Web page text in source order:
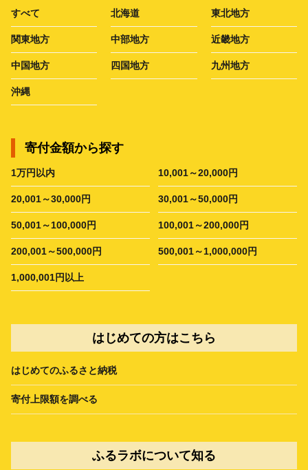
すべて 北海道 東北地方
関東地方 中部地方 近畿地方
中国地方 四国地方 九州地方
沖縄
寄付金額から探す
1万円以内 10,001～20,000円
20,001～30,000円 30,001～50,000円
50,001～100,000円 100,001～200,000円
200,001～500,000円 500,001～1,000,000円
1,000,001円以上
はじめての方はこちら
はじめてのふるさと納税
寄付上限額を調べる
ふるラボについて知る